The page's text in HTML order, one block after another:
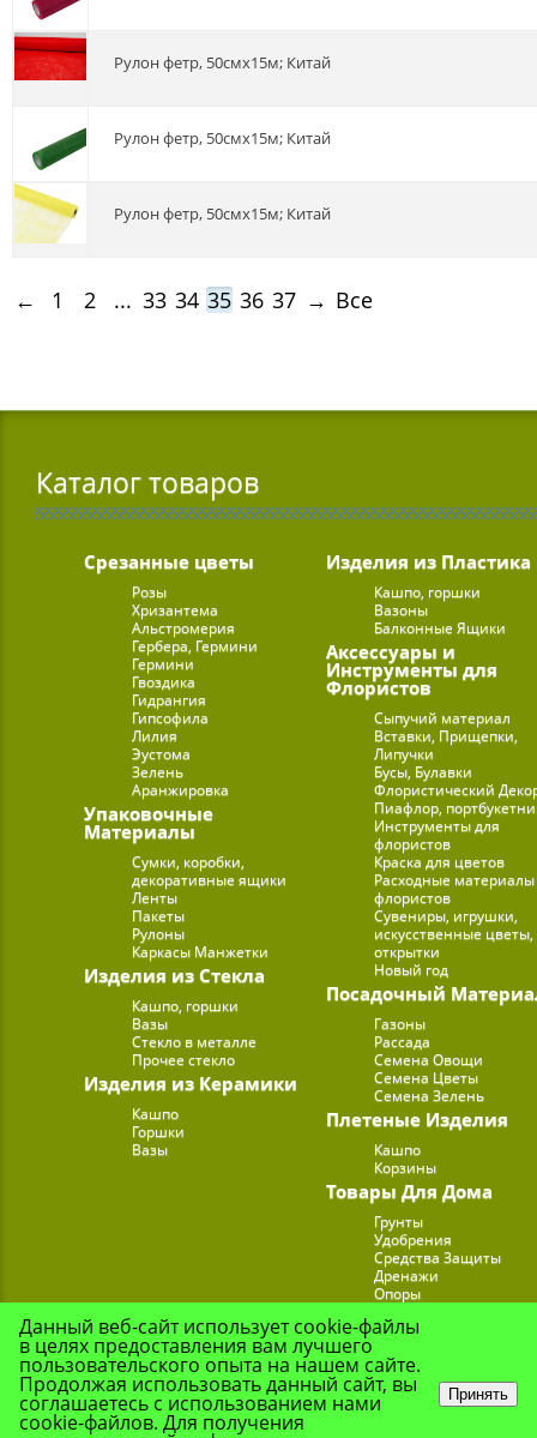
Рулон фетр, 50смх15м; Китай
Рулон фетр, 50смх15м; Китай
Рулон фетр, 50смх15м; Китай
← 1 2 ... 33 34 35 36 37 → Все
Каталог товаров
Срезанные цветы
Розы
Хризантема
Альстромерия
Гербера, Гермини
Гермини
Гвоздика
Гидрангия
Гипсофила
Лилия
Эустома
Зелень
Аранжировка
Упаковочные
Материалы
Сумки, коробки,
декоративные ящики
Ленты
Пакеты
Рулоны
Каркасы Манжетки
Изделия из Стекла
Кашпо, горшки
Вазы
Стекло в металле
Прочее стекло
Изделия из Керамики
Кашпо
Горшки
Вазы
Изделия из Пластика
Кашпо, горшки
Вазоны
Балконные Ящики
Аксессуары и
Инструменты для
Флористов
Сыпучий материал
Вставки, Прищепки,
Липучки
Бусы, Булавки
Флористический
Пиафлор,
Инструменты для
флористов
Краска для цветов
Расходные
флористов
Сувениры, игрушки,
искусственные цветы,
открытки
Новый год
Посадочный
Газоны
Рассада
Семена Овощи
Семена Цветы
Семена Зелень
Плетеные Изделия
Кашпо
Корзины
Товары Для Дома
Грунты
Удобрения
Средства Защиты
Дренажи
Опоры
Подставки для Цветов
Данный веб-сайт использует cookie-файлы
в целях предоставления вам лучшего
пользовательского опыта на нашем сайте.
Продолжая использовать данный сайт, вы
соглашаетесь с использованием нами
cookie-файлов. Для получения
Принять